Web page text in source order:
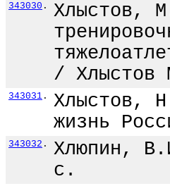
343030 .
Хлыстов,
/
343031 .
Хлыстов,
жизнь
343032 .
Хлюпин,
с.